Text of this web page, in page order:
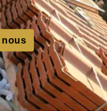
nous